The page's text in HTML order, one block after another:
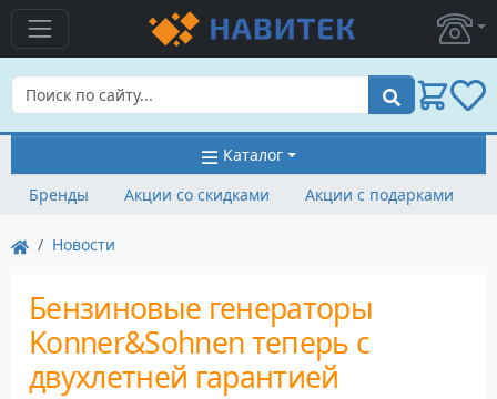
Поиск
Каталог
Бренды
Акции со скидками Акции с подарками
Новости
Бензиновые генераторы
Konner&Sohnen теперь с
двухлетней гарантией